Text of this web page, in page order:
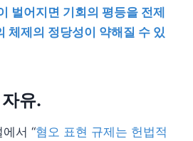
벌어지면 기회의 평등을 전제
체제의 정당성이 약해질 수 있
유.
서 “혐오 표현 규제는 헌법적